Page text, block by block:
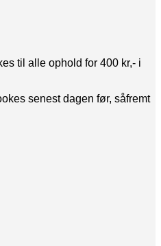
til alle ophold for 400 kr,- i
senest dagen før, såfremt